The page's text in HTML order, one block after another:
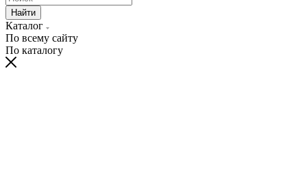
Найти
Каталог
По всему сайту
По каталогу